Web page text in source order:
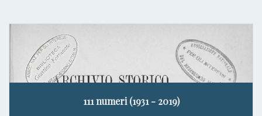
111 numeri (1931 - 2019)